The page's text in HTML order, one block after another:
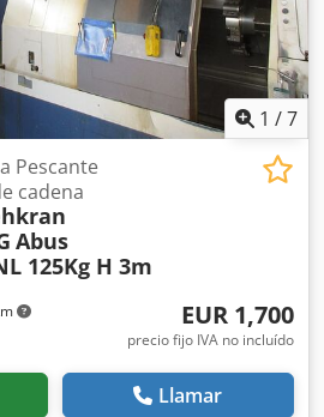
1 /7
Pescante
cadena
Abus
125Kg H 3m
EUR 1,700
precio fijo IVA no incluído
Llamar